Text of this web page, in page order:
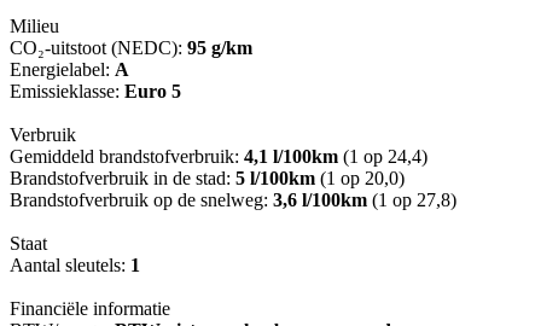
Milieu
CO₂-uitstoot (NEDC): 95 g/km
Energielabel: A
Emissieklasse: Euro 5
Verbruik
Gemiddeld brandstofverbruik: 4,1 l/100km (1 op 24,4)
Brandstofverbruik in de stad: 5 l/100km (1 op 20,0)
Brandstofverbruik op de snelweg: 3,6 l/100km (1 op 27,8)
Staat
Aantal sleutels: 1
Financiële informatie